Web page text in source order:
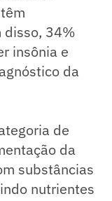
disso, 34%
insônia e
da
de
da
substâncias
nutrientes